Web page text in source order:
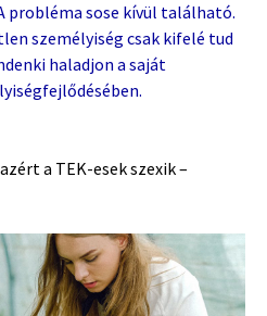
probléma sose kívül található.
személyiség csak kifelé tud
haladjon a saját
a TEK-esek szexik –